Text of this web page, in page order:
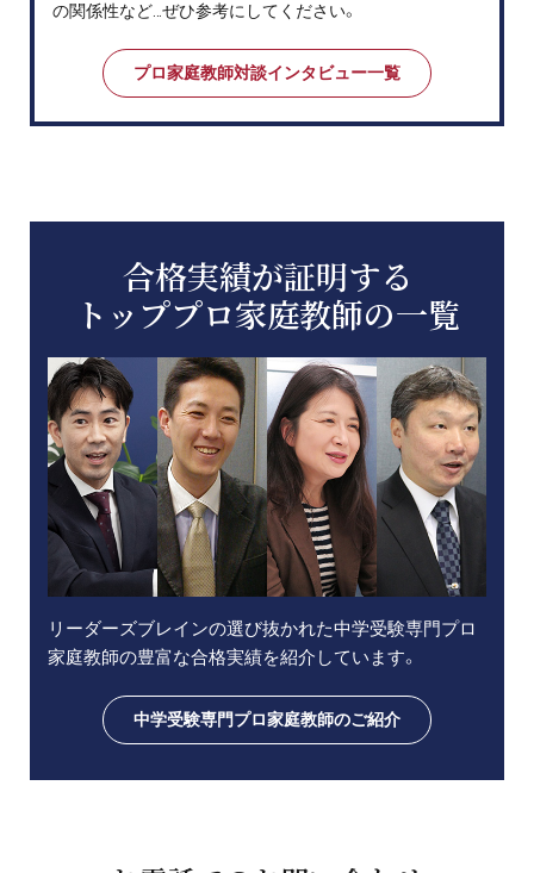
の関係性など…ぜひ参考にしてください。
プロ家庭教師対談インタビュー一覧
合格実績が証明する
トッププロ家庭教師の一覧
リーダーズブレインの選び抜かれた中学受験専門プロ
家庭教師の豊富な合格実績を紹介しています。
中学受験専門プロ家庭教師のご紹介